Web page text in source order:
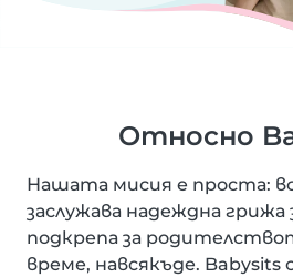
Относно
Нашата мисия е проста:
заслужава надеждна грижа
подкрепа за
време, навсякъде. Babysits